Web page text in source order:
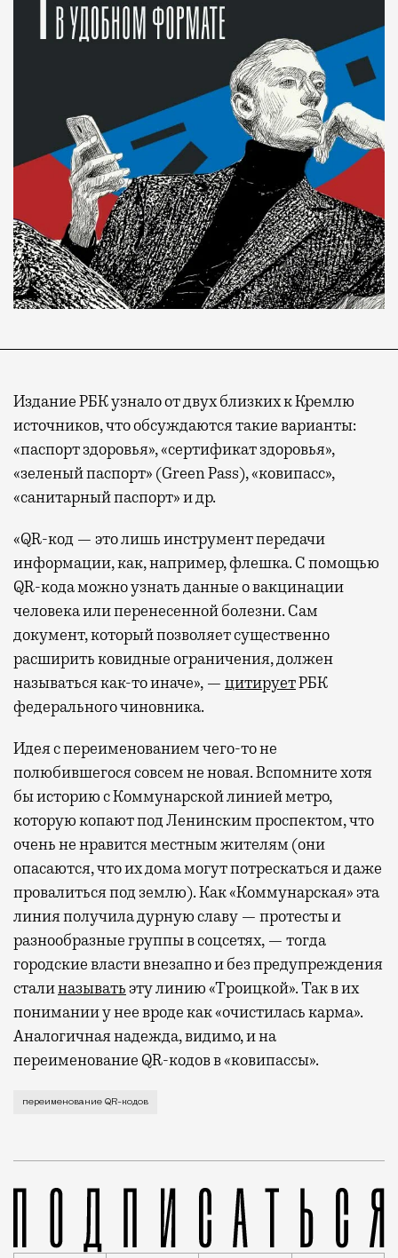
Издание РБК узнало от двух близких к Кремлю
источников, что обсуждаются такие варианты:
«паспорт здоровья», «сертификат здоровья»,
«зеленый паспорт» (Green Pass), «ковипасс»,
«санитарный паспорт» и др.
«QR-код — это лишь инструмент передачи
информации, как, например, флешка. С помощью
QR-кода можно узнать данные о вакцинации
человека или перенесенной болезни. Сам
документ, который позволяет существенно
расширить ковидные ограничения, должен
называться как-то иначе», — цитируетРБК
федерального чиновника.
Идея с переименованием чего-то не
полюбившегося совсем не новая. Вспомните хотя
бы историю с Коммунарской линией метро,
которую копают под Ленинским проспектом, что
очень не нравится местным жителям (они
опасаются, что их дома могут потрескаться и даже
провалиться под землю). Как «Коммунарская» эта
линия получила дурную славу — протесты и
разнообразные группы в соцсетях, — тогда
городские власти внезапно и без предупреждения
сталиназыватьэту линию «Троицкой». Так в их
понимании у нее вроде как «очистилась карма».
Аналогичная надежда, видимо, и на
переименование QR-кодов в «ковипассы».
Беспомощная пиар-кампания вакцинации
переименование QR-кодов